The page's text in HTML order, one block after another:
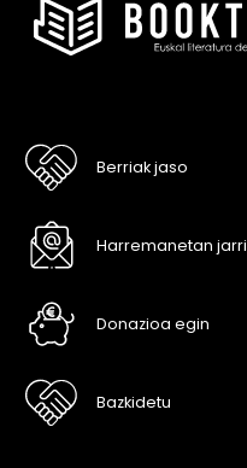
Berriak jaso
Harremanetan jarri
Donazioa egin
Bazkidetu